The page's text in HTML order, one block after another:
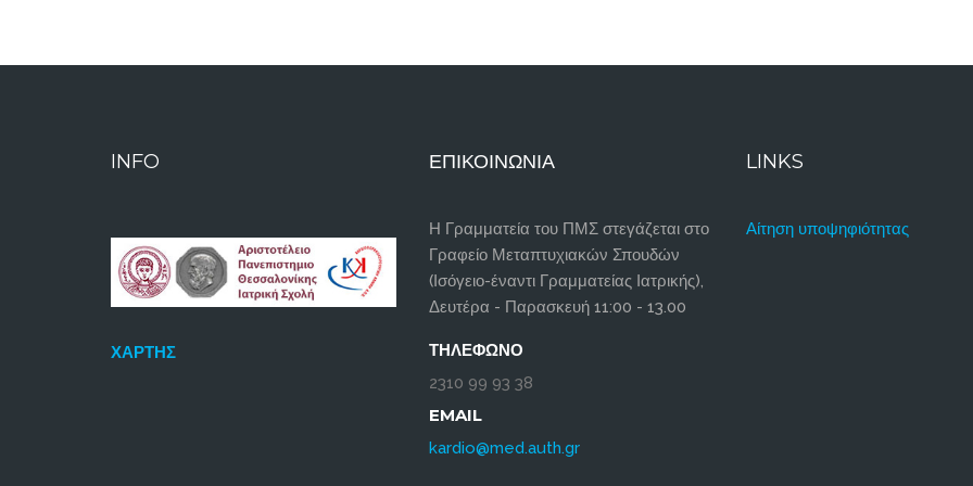
INFO
ΧΆΡΤΗΣ
ΕΠΙΚΟΙΝΩΝΊΑ
Η Γραμματεία του ΠΜΣ στεγάζεται στο
Γραφείο Μεταπτυχιακών Σπουδών
(Ισόγειο-έναντι Γραμματείας Ιατρικής),
Δευτέρα - Παρασκευή 11:00 - 13.00
ΤΗΛΈΦΩΝΟ
2310 99 93 38
EMAIL
kardio@med.auth.gr
LINKS
Αίτηση υποψηφιότητας